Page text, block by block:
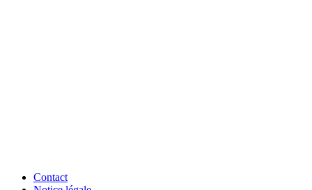
Contact